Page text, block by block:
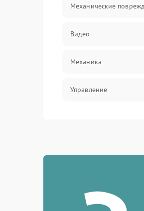
Механические
Видео
Механика
Управление
Электроника/Оптика